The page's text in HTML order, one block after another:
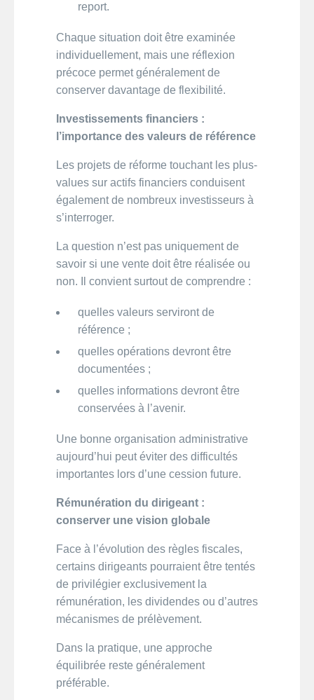
report.
Chaque situation doit être examinée
individuellement, mais une réflexion
précoce permet généralement de
conserver davantage de flexibilité.
Investissements financiers :
l’importance des valeurs de référence
Les projets de réforme touchant les plus-
values sur actifs financiers conduisent
également de nombreux investisseurs à
s’interroger.
La question n’est pas uniquement de
savoir si une vente doit être réalisée ou
non. Il convient surtout de comprendre :
quelles valeurs serviront de
référence ;
quelles opérations devront être
documentées ;
quelles informations devront être
conservées à l’avenir.
Une bonne organisation administrative
aujourd’hui peut éviter des difficultés
importantes lors d’une cession future.
Rémunération du dirigeant :
conserver une vision globale
Face à l’évolution des règles fiscales,
certains dirigeants pourraient être tentés
de privilégier exclusivement la
rémunération, les dividendes ou d’autres
mécanismes de prélèvement.
Dans la pratique, une approche
équilibrée reste généralement
préférable.